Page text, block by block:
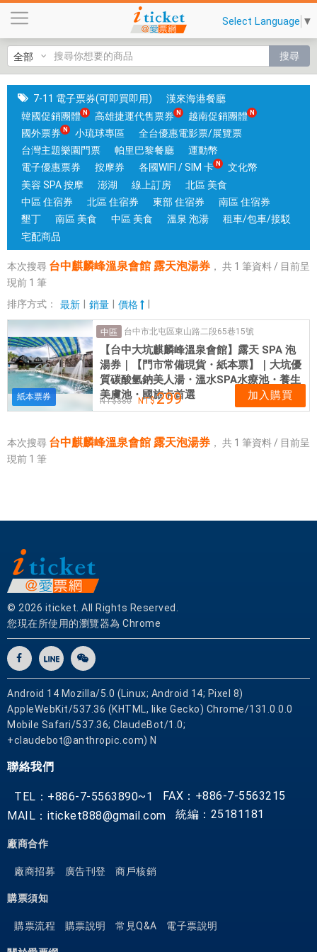
麒
麟
峰
溫
泉
會
館
露
天
泡
湯
|
銷
式
餐
券
應
有
Select Language ▼
搜尋
7-11 電子票券(可即買即用)
漢來海港餐廳
韓國促銷團體
高雄捷運代售票券
越南促銷團體
國外票券
小琉球專區
全台優惠電影票/展覽票
台灣主題樂園門票
帕里巴黎餐廳
運動幣
電子優惠票券
按摩券 各國WIFI / SIM 卡
文化幣
美容 SPA 按摩
澎湖 線上訂房
北區 美食
中區 住宿券
北區 住宿券 東部 住宿券
南區 住宿券
墾丁
南區 美食 中區 美食 溫泉 泡湯
租車/包車/接駁
宅配商品
本次搜尋 台中麒麟峰溫泉會館 露天泡湯券 ， 共 1 筆資料 / 目前呈
現前 1 筆
排序方式：
最新 銷量 價格
紙本票券
中區 台中市北屯區東山路二段65巷15號
【台中大坑麒麟峰溫泉會館】露天 SPA 泡
湯券｜【門市常備現貨・紙本票】｜大坑優
質碳酸氫鈉美人湯・溫水SPA水療池・養生
美膚池・國旅卡首選
380 299 加入購買
本次搜尋 台中麒麟峰溫泉會館 露天泡湯券 ， 共 1 筆資料 / 目前呈
現前 1 筆
© 2026 iticket. All Rights Reserved.
您現在所使用的瀏覽器為 Chrome
Android 14 Mozilla/5.0 (Linux; Android 14; Pixel 8)
AppleWebKit/537.36 (KHTML, like Gecko) Chrome/131.0.0.0
Mobile Safari/537.36; ClaudeBot/1.0;
+claudebot@anthropic.com) N
聯絡我們
TEL：+886-7-5563890~1
FAX：+886-7-5563215
MAIL：iticket888@gmail.com
統編：25181181
廠商合作
廠商招募 廣告刊登 商戶核銷
購票須知
購票流程 購票說明 常見Q&A 電子票說明